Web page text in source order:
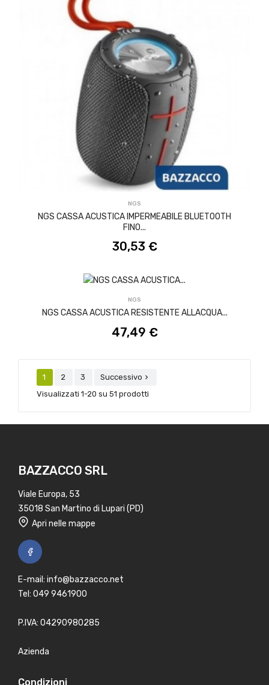
NGS
NGS CASSA ACUSTICA IMPERMEABILE BLUETOOTH
FINO...
30,53 €
ACQUISTA
NGS
NGS CASSA ACUSTICA RESISTENTE ALLACQUA...
47,49 €
1 2 3 Successivo 
Visualizzati 1-20 su 51 prodotti
BAZZACCO SRL
Viale Europa, 53
35018 San Martino di Lupari (PD)
Apri nelle mappe
E-mail: info@bazzacco.net
Tel: 049 9461900
P.IVA: 04290980285
Azienda
Condizioni